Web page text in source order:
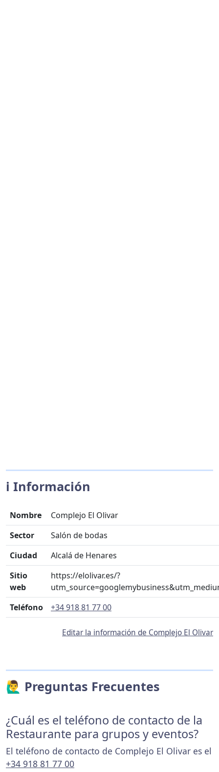
ℹ️ Información
Nombre
Complejo El Olivar
Sector
Salón de bodas
Ciudad
Alcalá de Henares
Sitio
web
https://elolivar.es/?
Teléfono
+34 918 81 77 00
Editar la información de Complejo El Olivar
🙋‍♂️ Preguntas Frecuentes
¿Cuál es el teléfono de contacto de la
Restaurante para grupos y eventos?
El teléfono de contacto de Complejo El Olivar es el
+34 918 81 77 00